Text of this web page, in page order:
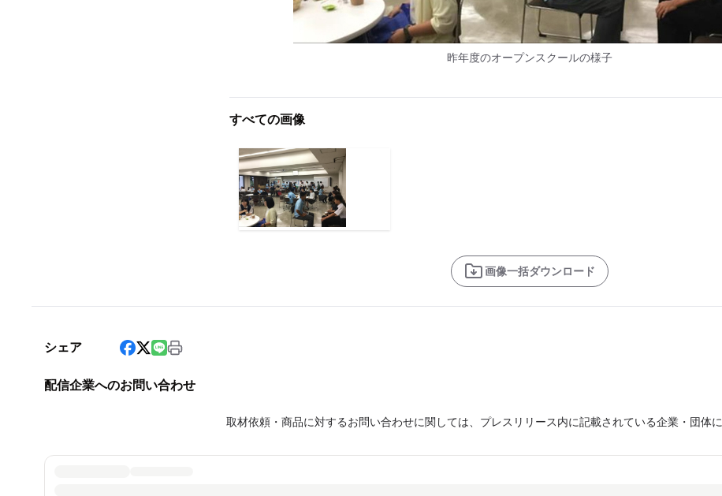
昨年度のオープンスクールの様子
すべての画像
画像一括ダウンロード
シェア
配信企業へのお問い合わせ
取材依頼・商品に対するお問い合わせに関しては、プレスリリース内に記載されている企業・団体